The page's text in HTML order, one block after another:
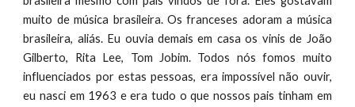
muito de música brasileira. Os franceses adoram a música
brasileira, aliás. Eu ouvia demais em casa os vinis de João
Gilberto, Rita Lee, Tom Jobim. Todos nós fomos muito
influenciados por estas pessoas, era impossível não ouvir,
eu nasci em 1963 e era tudo o que nossos pais tinham em